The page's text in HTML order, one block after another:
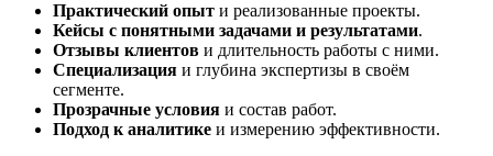
Практический опыт и реализованные проекты.
Кейсы с понятными задачами и результатами.
Отзывы клиентов и длительность работы с ними.
Специализация и глубина экспертизы в своём
сегменте.
Прозрачные условия и состав работ.
Подход к аналитике и измерению эффективности.